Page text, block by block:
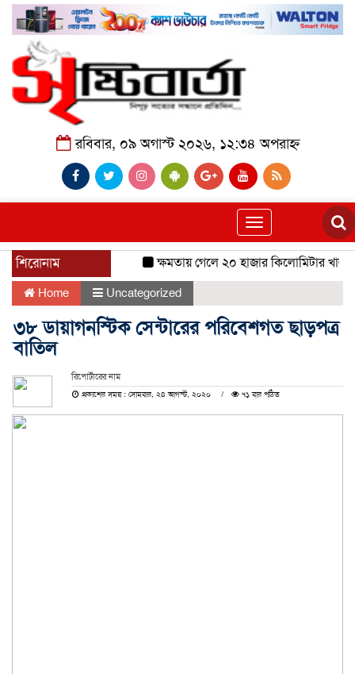
রবিবার, ০৯ অগাস্ট ২০২৬, ১২:৩৪ অপরাহ্ন
Toggle
navigation
শিরোনাম ক্ষমতায় গেলে ২০ হাজার কিলোমিটার খাল
Home Uncategorized
৩৮ ডায়াগনস্টিক সেন্টারের পরিবেশগত ছাড়পত্র
বাতিল
রিপোর্টারের নাম
প্রকাশের সময় : সোমবার, ২৪ আগস্ট, ২০২০
৭১ বার পঠিত